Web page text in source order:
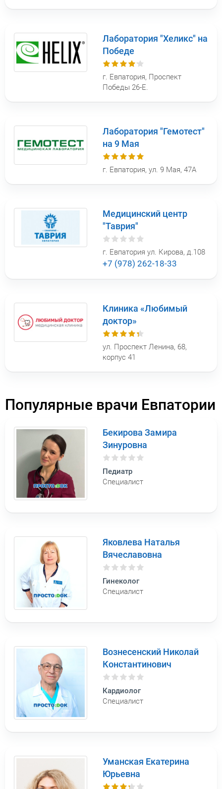
Лаборатория "Хеликс" на
Победе
г. Евпатория, Проспект
Победы 26-Е.
Лаборатория "Гемотест"
на 9 Мая
г. Евпатория, ул. 9 Мая, 47А
Медицинский центр
"Таврия"
г. Евпатория ул. Кирова, д.108
+7 (978) 262-18-33
Клиника «Любимый
доктор»
ул. Проспект Ленина, 68,
корпус 41
Популярные врачи Евпатории
Бекирова Замира
Зинуровна
Педиатр
Специалист
Яковлева Наталья
Вячеславовна
Гинеколог
Специалист
Вознесенский Николай
Константинович
Кардиолог
Специалист
Уманская Екатерина
Юрьевна